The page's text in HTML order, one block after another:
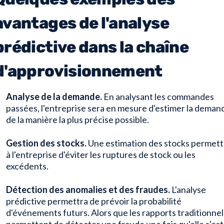
de l'analyse
dans la chaîne
Analyse de la demande. En analysant les commandes
passées, l'entreprise sera en mesure d'estimer la
de la manière la plus précise possible.
Gestion des stocks.Une estimation des stocks
à l'entreprise d'éviter les ruptures de stock ou les
excédents.
Détection des anomalies et des fraudes. L'analyse
prédictive permettra de prévoir la probabilité
d'événements futurs. Alors que les rapports